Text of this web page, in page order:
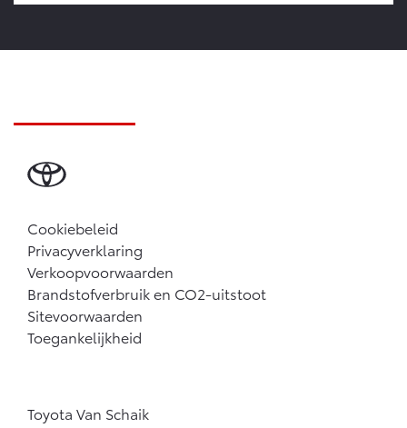
Cookiebeleid
Privacyverklaring
Verkoopvoorwaarden
Brandstofverbruik en CO2-uitstoot
Sitevoorwaarden
Toegankelijkheid
Toyota Van Schaik